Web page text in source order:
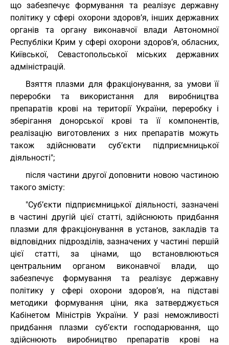
що забезпечує формування та реалізує державну
політику у сфері охорони здоров’я, інших державних
органів та органу виконавчої влади Автономної
Республіки Крим у сфері охорони здоров’я, обласних,
Київської, Севастопольської міських державних
адміністрацій.
Взяття плазми для фракціонування, за умови її
переробки та використання для виробництва
препаратів крові на території України, переробку і
зберігання донорської крові та її компонентів,
реалізацію виготовлених з них препаратів можуть
також здійснювати суб’єкти підприємницької
діяльності";
після частини другої доповнити новою частиною
такого змісту:
"Суб’єкти підприємницької діяльності, зазначені
в частині другій цієї статті, здійснюють придбання
плазми для фракціонування в установ, закладів та
відповідних підрозділів, зазначених у частині першій
цієї статті, за цінами, що встановлюються
центральним органом виконавчої влади, що
забезпечує формування та реалізує державну
політику у сфері охорони здоров’я, на підставі
методики формування ціни, яка затверджується
Кабінетом Міністрів України. У разі неможливості
придбання плазми суб’єкти господарювання, що
здійснюють виробництво препаратів крові на